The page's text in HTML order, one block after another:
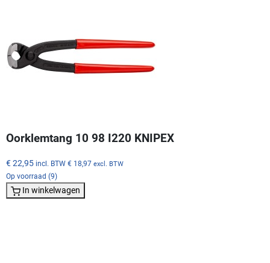
Oorklemtang 10 98 I220 KNIPEX
€ 22,95 incl. BTW € 18,97 excl. BTW
Op voorraad (9)
In winkelwagen